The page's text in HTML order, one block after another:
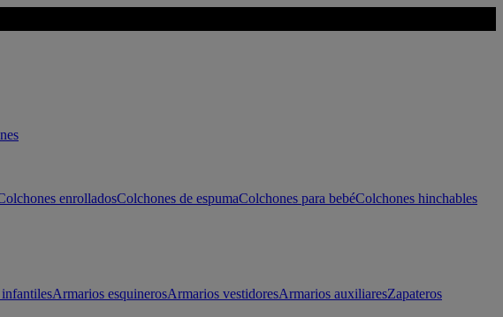
enrolladosColchones de espumaColchones para bebéColchones hinchables
Armarios esquinerosArmarios vestidoresArmarios auxiliaresZapateros